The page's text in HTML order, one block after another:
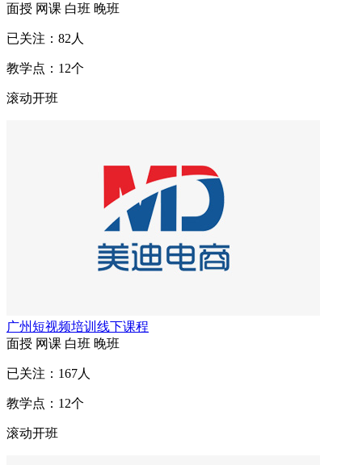
面授 网课 白班 晚班
已关注： 82 人
教学点： 12个
滚动开班
广州短视频培训线下课程
面授 网课 白班 晚班
已关注： 167人
教学点： 12个
滚动开班